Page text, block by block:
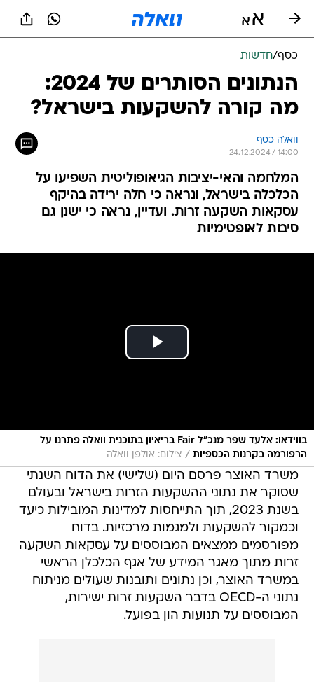
כסף/חדשות
הנתונים הסותרים של 2024:
מה קורה להשקעות בישראל?
וואלה כסף
24.12.2024 / 14:00
המלחמה והאי-יציבות הגיאופוליטית השפיעו על
הכלכלה בישראל, ונראה כי חלה ירידה בהיקף
עסקאות השקעה זרות. ועדיין, נראה כי ישנן גם
סיבות לאופטימיות
בווידאו: אלעד שפר מנכ"ל Fair בריאיון בתוכנית וואלה פתרנו על
הרפורמה בקרנות הכספיות / צילום: אולפן וואלה
משרד האוצר פרסם היום (שלישי) את הדוח השנתי
שסוקר את נתוני ההשקעות הזרות בישראל ובעולם
בשנת 2023, תוך התייחסות למדינות המובילות כיעד
וכמקור להשקעות ולמגמות מרכזיות. בדוח
מפורסמים ממצאים המבוססים על עסקאות השקעה
זרות מתוך מאגר המידע של אגף הכלכלן הראשי
במשרד האוצר, וכן נתונים ותובנות שעולים מניתוח
נתוני ה-OECD בדבר השקעות זרות ישירות,
המבוססים על תנועות הון בפועל.